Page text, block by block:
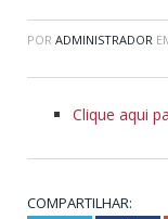
POR ADMINISTRADOR
Clique aqui
COMPARTILHAR: